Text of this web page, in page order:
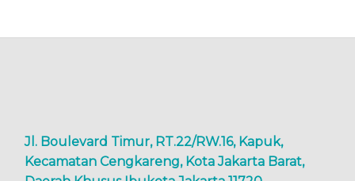
Jl. Boulevard Timur, RT.22/RW.16, Kapuk,
Kecamatan Cengkareng, Kota Jakarta Barat,